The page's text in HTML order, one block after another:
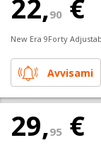
22,90 €
New Era 9Forty
Avvisami
29,95 €